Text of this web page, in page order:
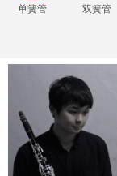
单簧管 双簧管